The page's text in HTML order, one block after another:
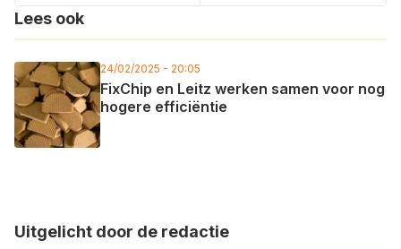
Lees ook
24/02/2025 - 20:05
FixChip en Leitz werken samen voor nog
hogere efficiëntie
Uitgelicht door de redactie